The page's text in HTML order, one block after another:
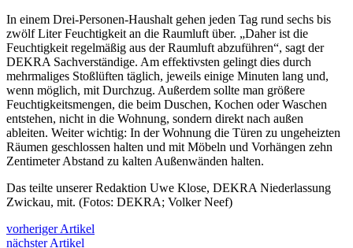
In einem Drei-Personen-Haushalt gehen jeden Tag rund sechs bis
zwölf Liter Feuchtigkeit an die Raumluft über. „Daher ist die
Feuchtigkeit regelmäßig aus der Raumluft abzuführen“, sagt der
DEKRA Sachverständige. Am effektivsten gelingt dies durch
mehrmaliges Stoßlüften täglich, jeweils einige Minuten lang und,
wenn möglich, mit Durchzug. Außerdem sollte man größere
Feuchtigkeitsmengen, die beim Duschen, Kochen oder Waschen
entstehen, nicht in die Wohnung, sondern direkt nach außen
ableiten. Weiter wichtig: In der Wohnung die Türen zu ungeheizten
Räumen geschlossen halten und mit Möbeln und Vorhängen zehn
Zentimeter Abstand zu kalten Außenwänden halten.
Das teilte unserer Redaktion Uwe Klose, DEKRA Niederlassung
Zwickau, mit. (Fotos: DEKRA; Volker Neef)
vorheriger Artikel
nächster Artikel